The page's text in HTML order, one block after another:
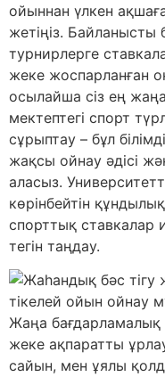
ойыннан үлкен
жетіңіз. Байланысты
турнирлерге
жеке жоспарланған
осылайша сіз ең
мектептегі спорт
сұрыптау – бұл
жақсы ойнау әдісі
аласыз.
көрінбейтін
спорттық ставкалар
тегін таңдау.
Жаңа
жеке ақпаратты
сайын, мен ұялы